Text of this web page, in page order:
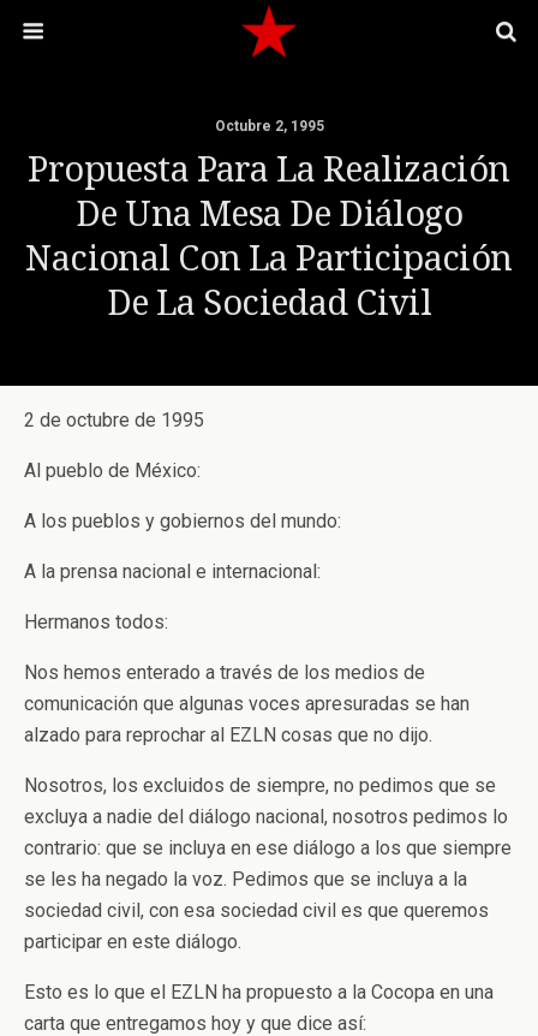
Octubre 2, 1995
Propuesta Para La Realización
De Una Mesa De Diálogo
Nacional Con La Participación
De La Sociedad Civil
2 de octubre de 1995
Al pueblo de México:
A los pueblos y gobiernos del mundo:
A la prensa nacional e internacional:
Hermanos todos:
Nos hemos enterado a través de los medios de
comunicación que algunas voces apresuradas se han
alzado para reprochar al EZLN cosas que no dijo.
Nosotros, los excluidos de siempre, no pedimos que se
excluya a nadie del diálogo nacional, nosotros pedimos lo
contrario: que se incluya en ese diálogo a los que siempre
se les ha negado la voz. Pedimos que se incluya a la
sociedad civil, con esa sociedad civil es que queremos
participar en este diálogo.
Esto es lo que el EZLN ha propuesto a la Cocopa en una
carta que entregamos hoy y que dice así: